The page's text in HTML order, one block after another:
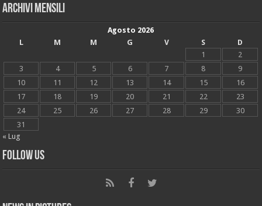
Archivi mensili
Agosto 2026
L
M M G V S
D
1
2
3
4 5 6 7 8
9
10
11 12 13 14 15
16
17
18 19 20 21 22
23
24
25 26 27 28 29
30
31
« Lug
Follow Us